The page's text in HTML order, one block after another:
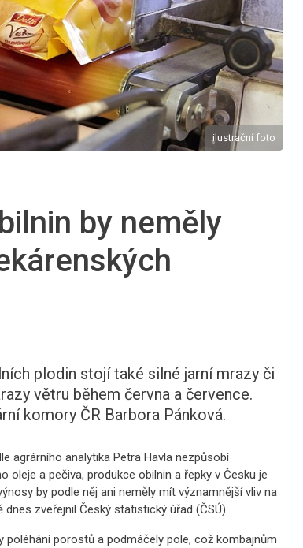
ilustrační foto
by neměly
plodin stojí také silné jarní mrazy či
větru během června a července.
komory ČR Barbora Pánková.
agrárního analytika Petra Havla nezpůsobí
oleje a pečiva, produkce obilnin a řepky v Česku je
by podle něj ani neměly mít významnější vliv na
zveřejnil Český statistický úřad (ČSÚ).
poléhání porostů a podmáčely pole, což kombajnům